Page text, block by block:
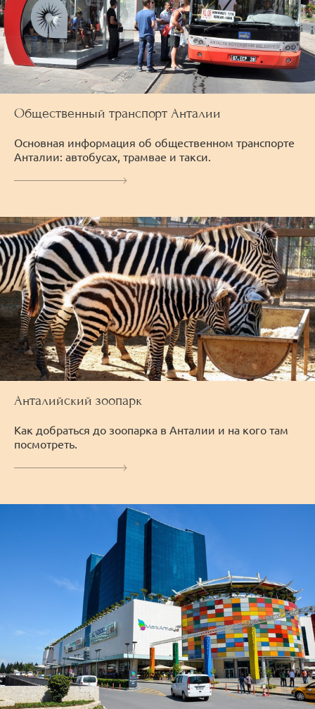
Общественный транспорт Анталии
Основная информация об общественном транспорте
Анталии: автобусах, трамвае и такси.
Анталийский зоопарк
Как добраться до зоопарка в Анталии и на кого там
посмотреть.